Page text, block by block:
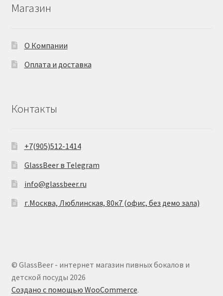
Магазин
О Компании
Оплата и доставка
Контакты
+7(905)512-1414
GlassBeer в Telegram
info@glassbeer.ru
г.Москва, Люблинская, 80к7 (офис, без демо зала)
© GlassBeer - интернет магазин пивных бокалов и
детской посуды 2026
Создано с помощью WooCommerce.